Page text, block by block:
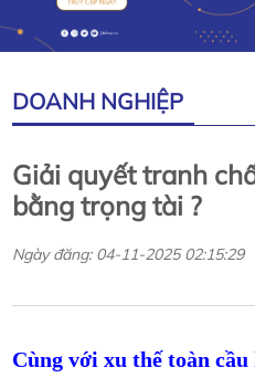
DOANH NGHIỆP
Giải quyết tranh
bằng trọng tài ?
Ngày đăng: 04-11-2025 02:15:29
Cùng với xu thế toàn